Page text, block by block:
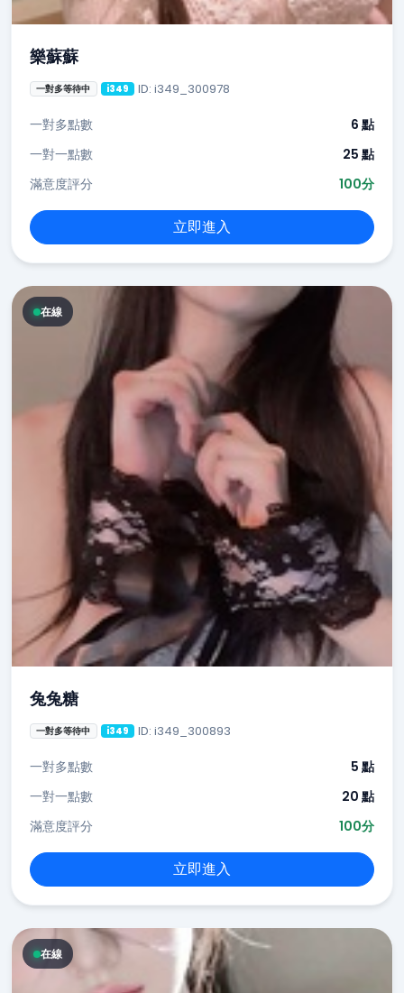
樂蘇蘇
一對多等待中 i349 ID: i349_300978
一對多點數
6 點
一對一點數
25 點
滿意度評分
100分
立即進入
在線
兔兔糖
一對多等待中 i349 ID: i349_300893
一對多點數
5 點
一對一點數
20 點
滿意度評分
100分
立即進入
在線